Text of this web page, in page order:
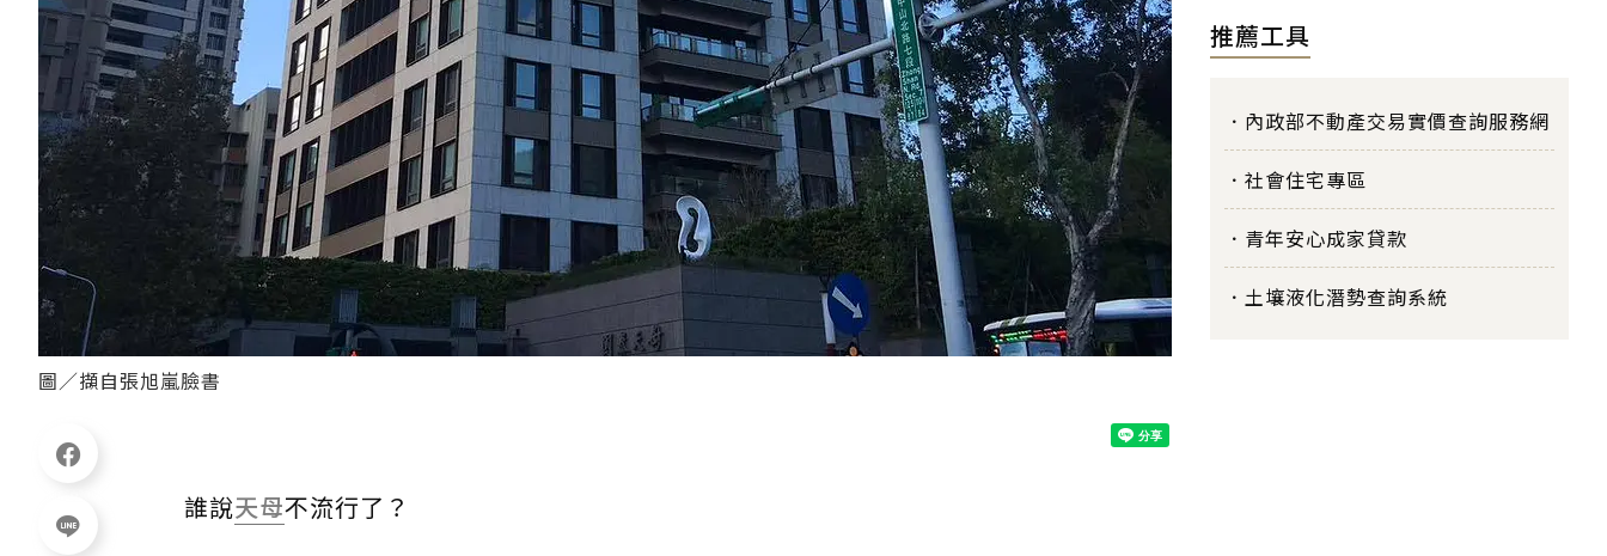
圖／擷自張旭嵐臉書
誰說天母不流行了？
推薦工具
內政部不動產交易實價查詢服務網
社會住宅專區
青年安心成家貸款
土壤液化潛勢查詢系統